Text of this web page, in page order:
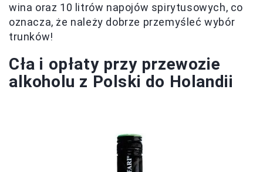
wina oraz 10 litrów napojów spirytusowych, co
oznacza, że należy dobrze przemyśleć wybór
trunków!
Cła i opłaty przy przewozie
alkoholu z Polski do Holandii